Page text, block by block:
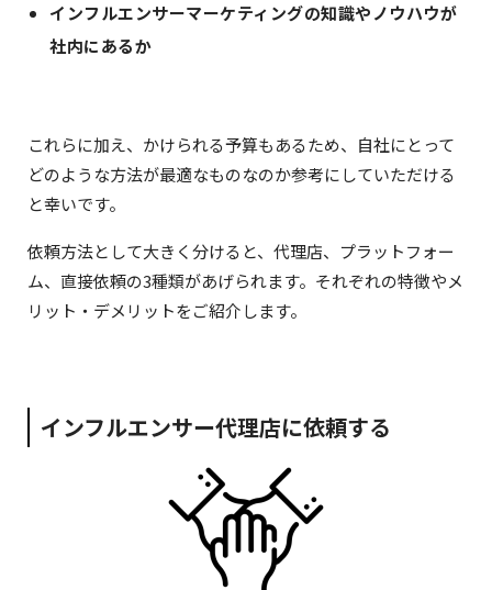
インフルエンサーマーケティングの知識やノウハウが
社内にあるか
これらに加え、かけられる予算もあるため、自社にとって
どのような方法が最適なものなのか参考にしていただける
と幸いです。
依頼方法として大きく分けると、代理店、プラットフォー
ム、直接依頼の3種類があげられます。それぞれの特徴やメ
リット・デメリットをご紹介します。
インフルエンサー代理店に依頼する